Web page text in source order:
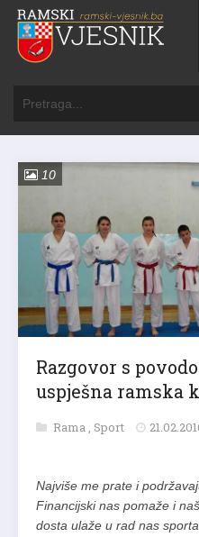
10
Razgovor s
uspješna ramska
Rama , Sport
Najviše me prate i
Financijski nas pomaže i
dosta ulaže u rad nas